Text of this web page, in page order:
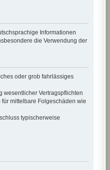
Informationen
die Verwendung der
oder grob fahrlässiges
wesentlicher Vertragspflichten
mittelbare Folgeschäden wie
typischerweise